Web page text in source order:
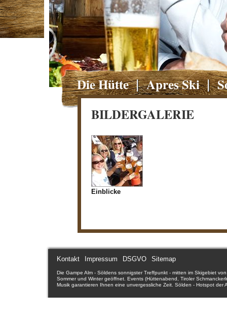
Die Hütte Apres Ski
BILDERGALERIE
Einblicke
Kontakt Impressum DSGVO Sitemap
Die Gampe Alm - Söldens sonnigster Treffpunkt - mitten im Skigebiet
Sommer und Winter geöffnet. Events (Hüttenabend, Tiroler
Musik garantieren Ihnen eine unvergessliche Zeit. Sölden - Hotspot
Sölden - Ötztal - Tirol - Österreich. Ötztal - Tirols stärkstes Tal